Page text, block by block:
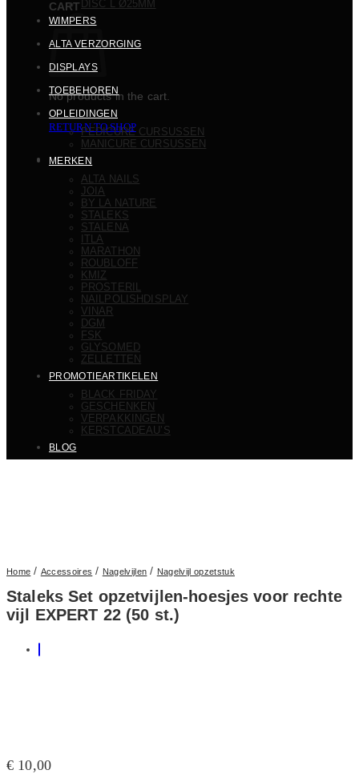
CART
No products in the cart.
RETURN TO SHOP
DISC L Ø25MM
WIMPERS
ALTA VERZORGING
DISPLAYS
TOEBEHOREN
OPLEIDINGEN
PEDICURE CURSUSSEN
MANICURE CURSUSSEN
MERKEN
ALTA NAILS
JOIA
BY LA NATURE
STALEKS
STALENA
ITLA
MARATHON
ROUBLOFF
KMIZ
PROSTERIL
NAILPOLISHDISPLAY
VINAR
DGM
FSK
GLYSOMED
ZELLETTEN
PROMOTIEARTIKELEN
BLACK FRIDAY
GESCHENKEN
VERPAKKINGEN
KERSTCADEAU’S
BLOG
Home / Accessoires / Nagelvijlen / Nagelvijl opzetstuk
Staleks Set opzetvijlen-hoesjes voor rechte
vijl EXPERT 22 (50 st.)
€ 10,00